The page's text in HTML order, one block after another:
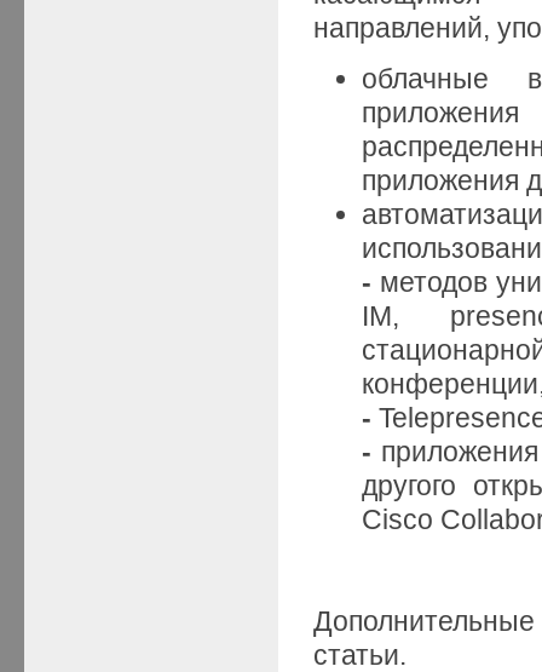
направлений,
облачные
приложения
- методов
IM,
-
-
другого
Cisco
статьи.